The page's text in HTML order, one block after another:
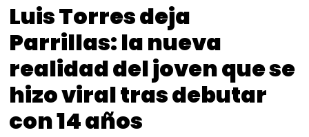
Luis Torres deja
Parrillas: la nueva
realidad del joven que se
hizo viral tras debutar
con 14 años